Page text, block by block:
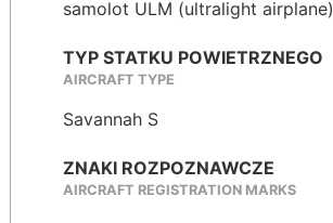
samolot ULM (ultralight airplane)
TYP STATKU POWIETRZNEGO
AIRCRAFT TYPE
Savannah S
ZNAKI ROZPOZNAWCZE
AIRCRAFT REGISTRATION MARKS